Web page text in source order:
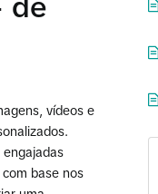
de
vídeos e
engajadas
base nos